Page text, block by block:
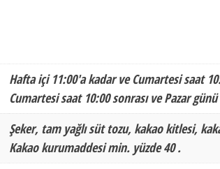
Hafta içi 11:00'a kadar ve Cumartesi saat
Cumartesi saat 10:00 sonrası ve Pazar
Şeker, tam yağlı süt tozu, kakao kitlesi,
Kakao kurumaddesi min. yüzde 40 .